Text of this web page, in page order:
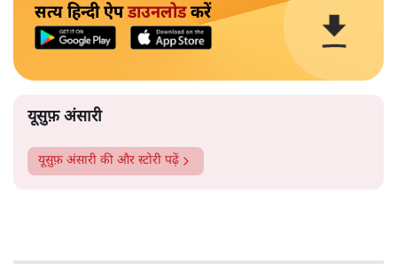
सत्य हिन्दी ऐपडाउनलोडकरें
यूसुफ़ अंसारी
यूसुफ़ अंसारी की और स्टोरी पढ़ें